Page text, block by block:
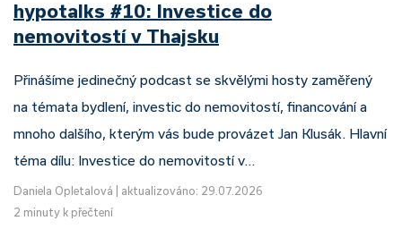
hypotalks #10: Investice do
nemovitostí v Thajsku
Přinášíme jedinečný podcast se skvělými hosty zaměřený
na témata bydlení, investic do nemovitostí, financování a
mnoho dalšího, kterým vás bude provázet Jan Klusák. Hlavní
téma dílu: Investice do nemovitostí v…
Daniela Opletalová
aktualizováno: 29.07.2026
2 minuty k přečtení